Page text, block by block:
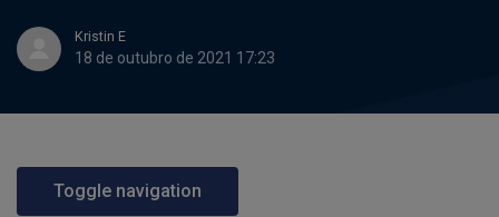
Kristin E
18 de outubro de 2021 17:23
Toggle navigation